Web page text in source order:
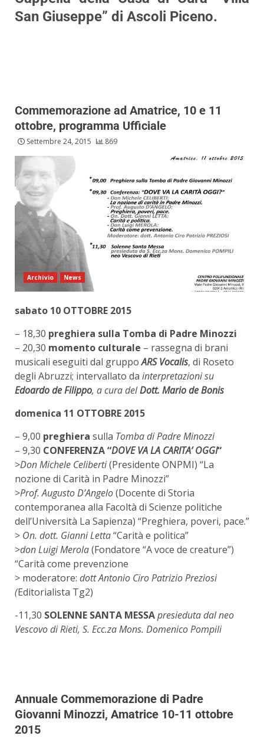
San Giuseppe” di Ascoli Piceno.
Commemorazione ad Amatrice, 10 e 11
ottobre, programma Ufficiale
Settembre 24, 2015 869
Archivio News
sabato 10 OTTOBRE 2015
– 18,30 preghiera sulla Tomba di Padre Minozzi
– 20,30 momento culturale – rassegna di brani
musicali eseguiti dal gruppoARS Vocalis, di Roseto
degli Abruzzi; intervallato da interpretazioni su
Edoardo de Filippo, a cura delDott. Mario de Bonis
domenica 11 OTTOBRE 2015
– 9,00 preghiera sulla Tomba di Padre Minozzi
– 9,30 CONFERENZA “DOVE VA LA CARITA’ OGGI“
>Don Michele Celiberti(Presidente ONPMI) “La
nozione di Carità in Padre Minozzi”
>Prof. Augusto D’Angelo(Docente di Storia
contemporanea alla Facoltà di Scienze politiche
dell’Università La Sapienza) “Preghiera, poveri, pace.”
> On. dott. Gianni Letta“Carità e politica”
>don Luigi Merola(Fondatore “A voce de creature”)
“Carità come prevenzione
> moderatore: dott Antonio Ciro Patrizio Preziosi
(Editorialista Tg2)
-11,30 SOLENNE SANTA MESSApresieduta dal neo
Vescovo di Rieti, S. Ecc.za Mons. Domenico Pompili
Annuale Commemorazione di Padre
Giovanni Minozzi, Amatrice 10-11 ottobre
2015